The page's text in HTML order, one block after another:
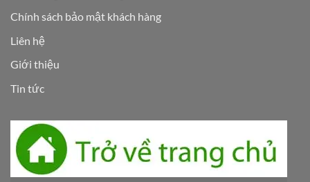
Chính sách bảo mật khách hàng
Liên hệ
Giới thiệu
Tin tức